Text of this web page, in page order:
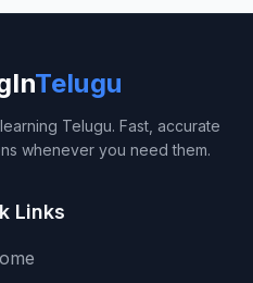
Telugu
Telugu. Fast, accurate
whenever you need them.
Links